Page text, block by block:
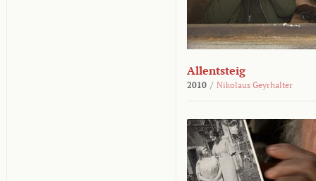
Allentsteig
2010 / Nikolaus Geyrhalter